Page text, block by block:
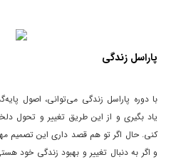
پاراسل زندگی
با دوره پاراسل زندگی می‌توانی، اصول
یاد بگیری و از این طریق تغییر و تحول
کنی. حال اگر تو هم قصد داری این تصمیم
و اگر به دنبال تغییر و بهبود زندگی خود